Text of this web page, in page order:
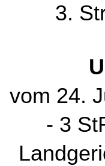
3.
vom 24.
- 3